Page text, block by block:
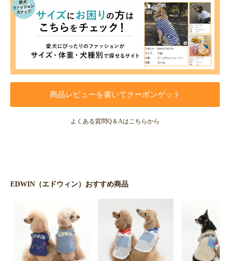
商品レビューを書いてクーポンゲット
よくある質問Q＆Aはこちらから
EDWIN（エドウィン）おすすめ商品